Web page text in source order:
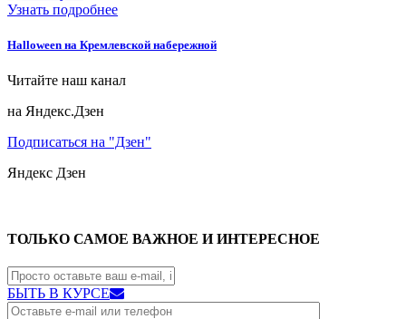
Узнать подробнее
Halloween на Кремлевской набережной
Читайте наш канал
на Яндекс.Дзен
Подписаться на "Дзен"
Яндекс Дзен
ТОЛЬКО САМОЕ ВАЖНОЕ И ИНТЕРЕСНОЕ
БЫТЬ В КУРСЕ